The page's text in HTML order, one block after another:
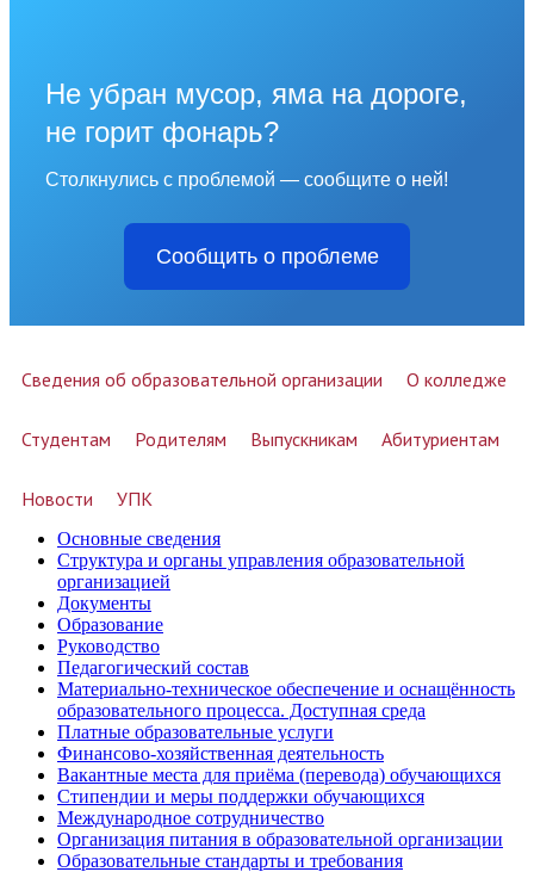
Не убран мусор, яма на дороге,
не горит фонарь?
Столкнулись с проблемой — сообщите о ней!
Сообщить о проблеме
Сведения об образовательной организации О колледже
Студентам Родителям Выпускникам Абитуриентам
Новости УПК
Основные сведения
Структура и органы управления образовательной
организацией
Документы
Образование
Руководство
Педагогический состав
Материально-техническое обеспечение и оснащённость
образовательного процесса. Доступная среда
Платные образовательные услуги
Финансово-хозяйственная деятельность
Вакантные места для приёма (перевода) обучающихся
Стипендии и меры поддержки обучающихся
Международное сотрудничество
Организация питания в образовательной организации
Образовательные стандарты и требования